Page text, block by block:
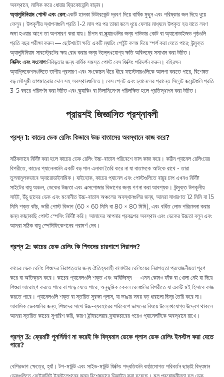
অবস্থানে, মাসিক করে ধোয়ার ফ্রিকোয়েন্সি বাড়ান।
অ্যালুমিনিয়াম পোস্ট এবং রেল:একটি হালকা ডিটারজেন্ট দ্রবণ দিয়ে বার্ষিক মুছুন এবং পরিষ্কার জল দিয়ে ধুয়ে
ফেলুন। উপকূলীয় স্থাপনাগুলি প্রতি 1-2 মাস পর পর তাজা জলে ধুয়ে ফেলার মাধ্যমে উপকৃত হয় যাতে লবণ
জমা হওয়ার আগে তা অপসারণ করা যায়। চিপস বা স্ক্র্যাচগুলির জন্য পাউডার কোট বা অ্যানোডাইজড পৃষ্ঠগুলি
প্রতি বছর পরীক্ষা করুন — ছোটখাটো ক্ষতি একটি ম্যাচিং পেইন্ট কলম দিয়ে স্পর্শ করা যেতে পারে; উন্মুক্ত
অ্যালুমিনিয়াম সাবস্ট্রেটের ক্ষয় রোধ করার জন্য উল্লেখযোগ্য ক্ষতি অবিলম্বে সমাধান করা উচিত।
ফিক্সিং এবং সংযোগ:নিবিড়তার জন্য বার্ষিক সমস্ত পোস্ট বেস ফিক্সিং পরিদর্শন করুন। বহিরঙ্গন
অ্যাপ্লিকেশনগুলিতে তাপীয় প্রসারণ এবং সংকোচন ধীরে ধীরে ফাস্টেনারগুলিকে আলগা করতে পারে, বিশেষত
বড় মৌসুমী তাপমাত্রার দোল সহ অবস্থানগুলিতে। বেস প্লেট এবং চ্যানেলের প্রান্তে সিলেন্ট জয়েন্টগুলি প্রতি
3-5 বছরে পরিদর্শন করা উচিত এবং ক্র্যাকিং বা ডিলামিনেশন পরিলক্ষিত হলে প্রতিস্থাপন করা উচিত।
প্রায়শই জিজ্ঞাসিত প্রশ্নাবলী
প্রশ্ন 1: কাচের ডেক রেলিং কিভাবে উচ্চ বাতাসের অবস্থানে কাজ করে?
সঠিকভাবে নির্দিষ্ট করা হলে কাচের ডেক রেলিং উচ্চ-বাতাস পরিবেশে ভাল কাজ করে। কঠিন প্যানেল রেলিংয়ের
বিপরীতে, কাচের প্যানেলগুলি একটি বড় পাল এলাকা তৈরি করে না যা বাতাসকে আটকে রাখে - তারা
তুলনামূলকভাবে অ্যারোডাইনামিক। যাইহোক, কাচের প্যানেল এবং পোস্টগুলিতে বায়ুর চাপ এখনও নির্দিষ্ট
সাইটের বায়ু অঞ্চল, ডেকের উচ্চতা এবং এক্সপোজার বিভাগের জন্য গণনা করা আবশ্যক। উন্মুক্ত উপকূলীয়
সাইট, উঁচু ছাদের ডেক এবং মনোনীত উচ্চ-বাতাস অঞ্চলের অবস্থানগুলির জন্য, আমরা সাধারণত 12 মিমি বা 15
মিমি শক্ত কাঁচ, ভারী পোস্ট বিভাগ (60 × 60 মিমি বা 80 × 80 মিমি), এবং বর্ধিত লোড পরিচালনা করার
জন্য কাছাকাছি পোস্ট স্পেসিং নির্দিষ্ট করি। আমাদের আপনার প্রকল্পের অবস্থান এবং ডেকের উচ্চতা বলুন এবং
আমরা সঠিক বায়ু স্পেসিফিকেশনের পরামর্শ দেব।
প্রশ্ন 2: কাচের ডেক রেলিং কি শিশুদের চারপাশে নিরাপদ?
কাচের ডেক রেলিং শিশুদের নিরাপত্তার জন্য ঐতিহ্যবাহী বালাস্টার রেলিংয়ের নিরাপত্তা প্রয়োজনীয়তা পূরণ
করে বা অতিক্রম করে। কাচের প্যানেলগুলি শক্ত এবং অবিচ্ছিন্ন — এমন কোনও ফাঁক বা খোলা নেই যা দিয়ে
শিশুরা আরোহণ করতে পারে বা পড়ে যেতে পারে, অনুভূমিক কেবল রেলগুলির বিপরীতে যা একটি মই হিসাবে কাজ
করতে পারে। প্যানেলগুলি শক্ত বা স্তরিত সুরক্ষা গ্লাস, যা ভাঙার সময় বড় ধারালো ছিদ্র তৈরি করে না।
আবাসিক ডেকগুলির জন্য, শিশুদের সাথে উচ্চ-ব্যবহারের পরিবেশে ভাঙ্গনের বিষয়ে উল্লেখযোগ্য উদ্বেগ থাকলে
আমরা স্তরিত কাচের সুপারিশ করি, কারণ ইন্টারলেয়ার ফ্র্যাকচারের পরেও প্যানেলটিকে অবস্থানে রাখে।
প্রশ্ন 3: ফ্রেমটি পুনর্নির্মাণ না করেই কি বিদ্যমান ডেকে গ্লাস ডেক রেলিং ইনস্টল করা যেতে
পারে?
বেশিরভাগ ক্ষেত্রে, হ্যাঁ। টপ-মাউন্ট এবং সাইড-মাউন্ট ফিক্সিং পদ্ধতিগুলি কাঠামোগত পরিবর্তন ছাড়াই বিদ্যমান